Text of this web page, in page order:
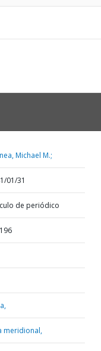
Michael M.;
01/31
de periódico
meridional,